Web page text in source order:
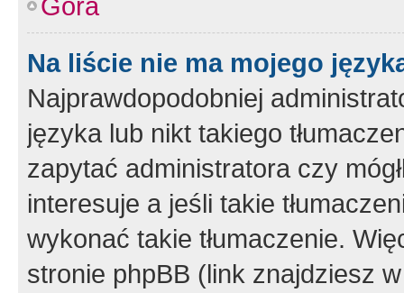
Na liście nie ma mojego
Najprawdopodobniej
języka lub nikt takiego
zapytać administratora czy
interesuje a jeśli takie
wykonać takie tłumaczenie.
stronie phpBB (link znajdziesz